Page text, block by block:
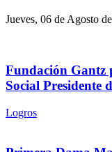
Jueves, 06 de Agosto
Fundación Gantz
Social Presidente
Logros